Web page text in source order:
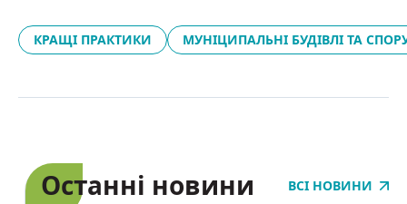
КРАЩІ ПРАКТИКИ МУНІЦИПАЛЬНІ БУДІВЛІ ТА
Останні новини ВСІ НОВИНИ